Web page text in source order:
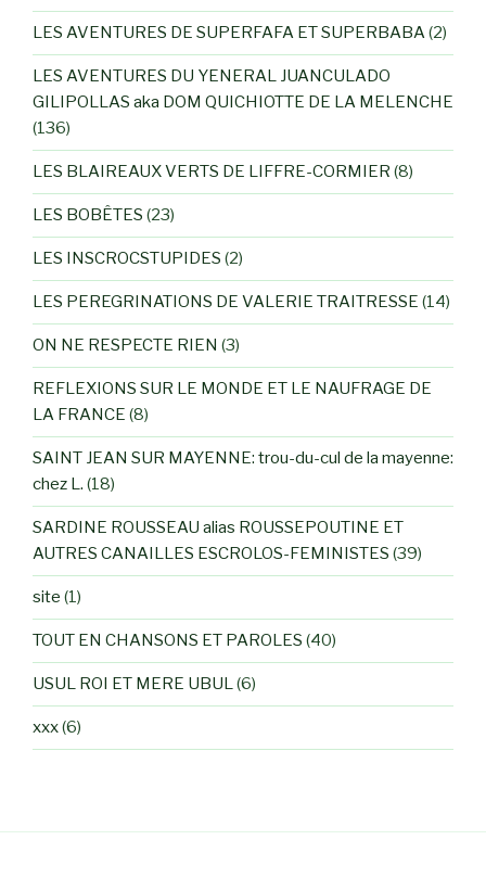
LES AVENTURES DE SUPERFAFA ET SUPERBABA(2)
LES AVENTURES DU YENERAL JUANCULADO
GILIPOLLAS aka DOM QUICHIOTTE DE LA MELENCHE
(136)
LES BLAIREAUX VERTS DE LIFFRE-CORMIER (8)
LES BOBÊTES (23)
LES INSCROCSTUPIDES (2)
LES PEREGRINATIONS DE VALERIE TRAITRESSE (14)
ON NE RESPECTE RIEN (3)
REFLEXIONS SUR LE MONDE ET LE NAUFRAGE DE
LA FRANCE (8)
SAINT JEAN SUR MAYENNE: trou-du-cul de la mayenne:
chez L. (18)
SARDINE ROUSSEAU alias ROUSSEPOUTINE ET
AUTRES CANAILLES ESCROLOS-FEMINISTES (39)
site (1)
TOUT EN CHANSONS ET PAROLES (40)
USUL ROI ET MERE UBUL(6)
xxx(6)